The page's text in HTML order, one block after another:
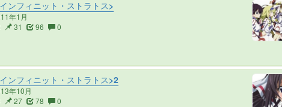
ンフィニット・ストラトス>
年1月
31 96 0
ンフィニット・ストラトス>2
年10月
27 78 0